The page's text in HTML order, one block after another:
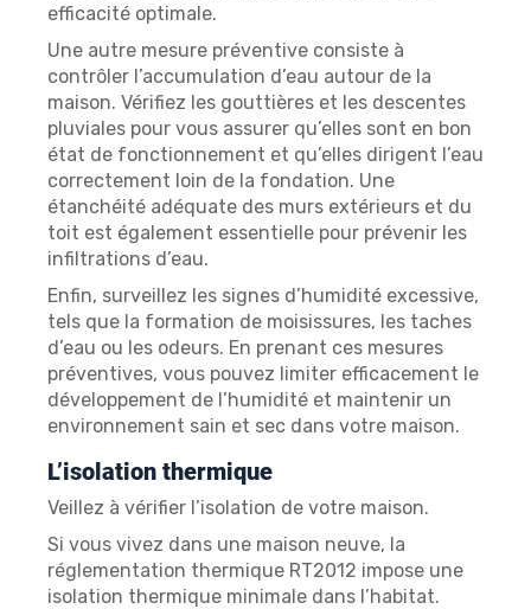
efficacité optimale.
Une autre mesure préventive consiste à
contrôler l’accumulation d’eau autour de la
maison. Vérifiez les gouttières et les descentes
pluviales pour vous assurer qu’elles sont en bon
état de fonctionnement et qu’elles dirigent l’eau
correctement loin de la fondation. Une
étanchéité adéquate des murs extérieurs et du
toit est également essentielle pour prévenir les
infiltrations d’eau.
Enfin, surveillez les signes d’humidité excessive,
tels que la formation de moisissures, les taches
d’eau ou les odeurs. En prenant ces mesures
préventives, vous pouvez limiter efficacement le
développement de l’humidité et maintenir un
environnement sain et sec dans votre maison.
L’isolation thermique
Veillez à vérifier l’isolation de votre maison.
Si vous vivez dans une maison neuve, la
réglementation thermique RT2012 impose une
isolation thermique minimale dans l’habitat.